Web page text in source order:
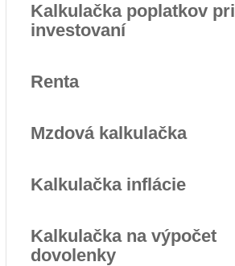
Kalkulačka poplatkov pri
investovaní
Renta
Mzdová kalkulačka
Kalkulačka inflácie
Kalkulačka na výpočet
dovolenky